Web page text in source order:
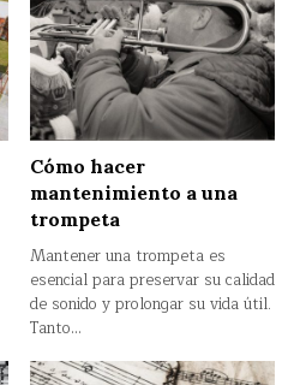
Cómo hacer
mantenimiento a una
trompeta
Mantener una trompeta es
esencial para preservar su calidad
de sonido y prolongar su vida útil.
Tanto…